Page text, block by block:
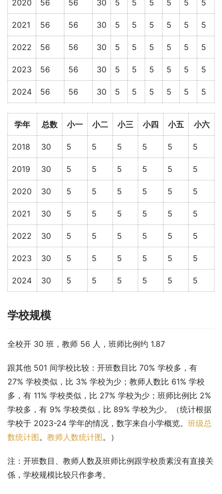
2020 56 56 30 5 5 5 5 5 5
2021 56 56 30 5 5 5 5 5 5
2022 56 56 30 5 5 5 5 5 5
2023 56 56 30 5 5 5 5 5 5
2024 56 56 30 5 5 5 5 5 5
学年 总数 小一 小二 小三 小四 小五 小六
2018 30 5 5 5 5 5 5
2019 30 5 5 5 5 5 5
2020 30 5 5 5 5 5 5
2021 30 5 5 5 5 5 5
2022 30 5 5 5 5 5 5
2023 30 5 5 5 5 5 5
2024 30 5 5 5 5 5 5
学校规模
全校开 30 班，教师 56 人，班师比例约 1.87
跟其他 501 间学校比较：开班数目比 70% 学校多，有
27% 学校类似，比 3% 学校为少；教师人数比 61% 学校
多，有 11% 学校类似，比 27% 学校为少；班师比例比 2%
学校多，有 9% 学校类似，比 89% 学校为少。（统计根据
学校于 2023-24 学年的情况，数字来自小学概览。 班级总
数统计图。 教师人数统计图。）
注：开班数目、教师人数及班师比例跟学校质素没有直接关
係，学校规模比较只作参考。